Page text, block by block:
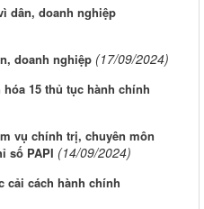
dân, doanh nghiệp
doanh nghiệp (17/09/2024)
15 thủ tục hành chính
vụ chính trị, chuyên môn
số PAPI (14/09/2024)
cải cách hành chính